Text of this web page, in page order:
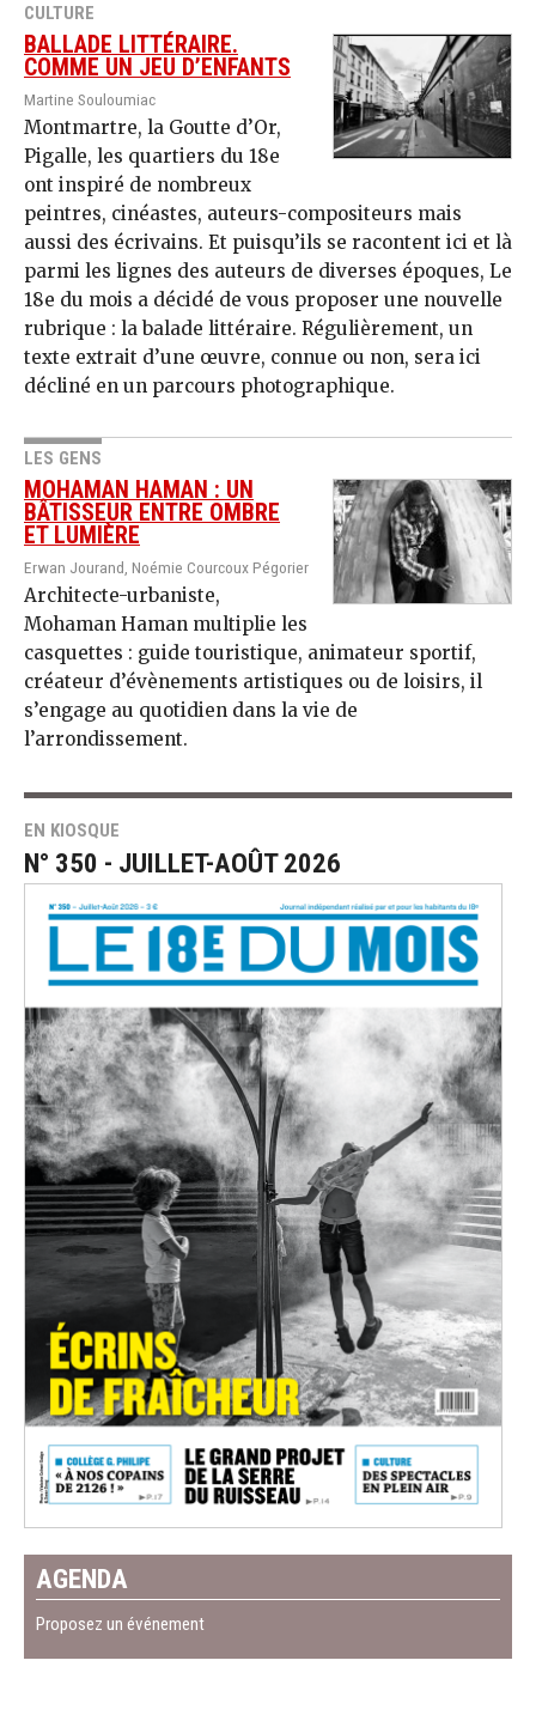
CULTURE
BALLADE LITTÉRAIRE.
COMME UN JEU D’ENFANTS
Martine Souloumiac
Montmartre, la Goutte d’Or,
Pigalle, les quartiers du 18e
ont inspiré de nombreux
peintres, cinéastes, auteurs-compositeurs mais
aussi des écrivains. Et puisqu’ils se racontent ici et là
parmi les lignes des auteurs de diverses époques, Le
18e du mois a décidé de vous proposer une nouvelle
rubrique : la balade littéraire. Régulièrement, un
texte extrait d’une œuvre, connue ou non, sera ici
décliné en un parcours photographique.
LES GENS
MOHAMAN HAMAN : UN
BÂTISSEUR ENTRE OMBRE
ET LUMIÈRE
Erwan Jourand, Noémie Courcoux Pégorier
Architecte-urbaniste,
Mohaman Haman multiplie les
casquettes : guide touristique, animateur sportif,
créateur d’évènements artistiques ou de loisirs, il
s’engage au quotidien dans la vie de
l’arrondissement.
EN KIOSQUE
N° 350 - JUILLET-AOÛT 2026
AGENDA
Proposez un événement